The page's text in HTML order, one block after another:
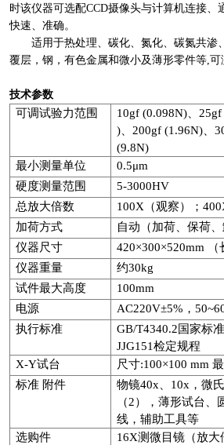
时该仪器可选配CCD摄像头与计算机连接、
快速、准确。
适用于热处理、碳化、氮化、碳氮共
覆层，钢，有色金属和微小及薄形零件等,可
技术参数
可调试验力范围 10gf (0.098N)
)
200gf (1.96N) 、
(9.8N)
最小测量单位
0.5μm
硬度测量范围
5-3000HV
总放大倍数
100X （观察）；
加荷方式
自动（加荷、保荷
仪器尺寸
420×300×520mm
仪器重量
约30kg
试件最大高度
100mm
电源
AC220V±5% ，
执行标准
GB/T4340.2 国家标
JJG151检定规程
X-Y试台 尺寸:100×100 mm
标准 附件
物镜40x 10x ，微
（2），薄形试台、
线，辅助工具等
选购件
16X测微目镜（放大